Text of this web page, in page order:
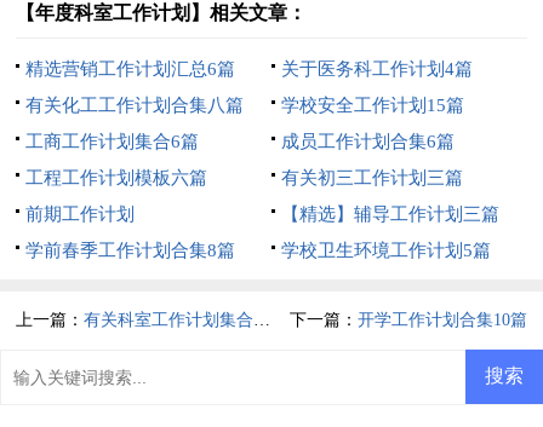
【年度科室工作计划】相关文章：
精选营销工作计划汇总6篇
关于医务科工作计划4篇
有关化工工作计划合集八篇
学校安全工作计划15篇
工商工作计划集合6篇
成员工作计划合集6篇
工程工作计划模板六篇
有关初三工作计划三篇
前期工作计划
【精选】辅导工作计划三篇
学前春季工作计划合集8篇
学校卫生环境工作计划5篇
上一篇：有关科室工作计划集合5篇 下一篇： 开学工作计划合集10篇